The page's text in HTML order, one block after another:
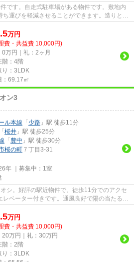
です。自走式駐車場がある物件です。敷地内
運びを軽減させることができます。造りとデ
万円
費・共益費 10,000円)
0万円｜礼：2ヶ月
階：4階
り：3LDK
：69.17㎡
ン3
ル本線 「 少路 」駅 徒歩11分
「 桜井 」駅 徒歩25分
「 豊中 」駅 徒歩30分
桜の町 ７丁目3-31
年 ｜募集中： 1室
シ。好評の駅近物件で、徒歩11分でのアクセ
ベーター付きです。通風良好で陽の当たる気
万円
費・共益費 10,000円)
20万円｜礼：30万円
階：2階
り：3LDK